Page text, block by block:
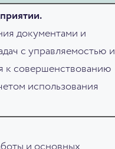
документами и
с управляемостью и
к совершенствованию
использования
и основных